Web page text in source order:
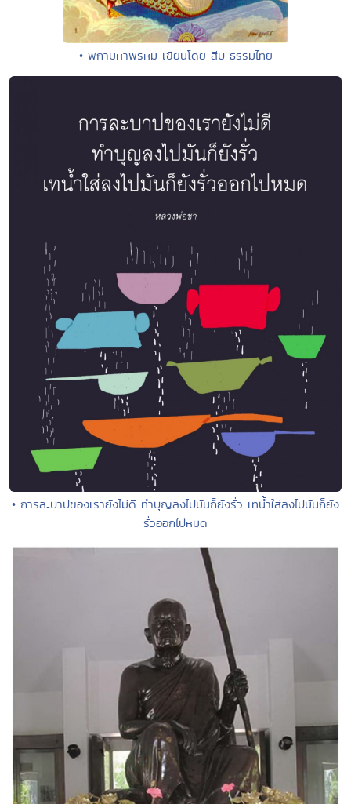
• พกามหาพรหม เขียนโดย สืบ ธรรมไทย
• การละบาปของเรายังไม่ดี ทำบุญลงไปมันก็ยังรั่ว เทน้ำใส่ลงไปมันก็ยัง
รั่วออกไปหมด